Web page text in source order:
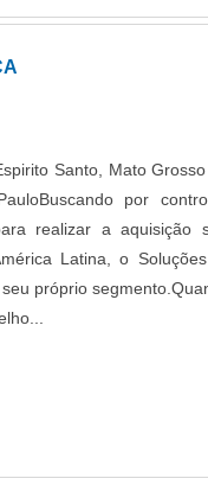
Santo, Mato
por
realizar a aquisição
Latina, o
próprio